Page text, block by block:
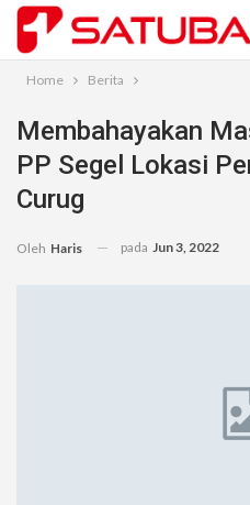
Home Berita
Membahayakan
PP Segel Lokasi
Curug
Oleh Haris pada Jun 3, 2022